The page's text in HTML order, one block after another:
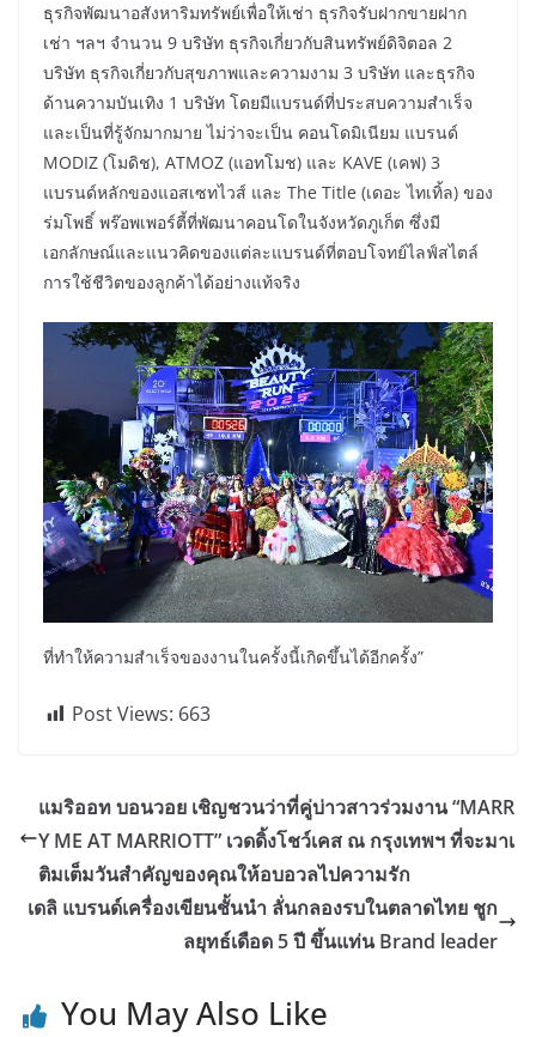
ธุรกิจพัฒนาอสังหาริมทรัพย์เพื่อให้เช่า ธุรกิจรับฝากขายฝาก
เช่า ฯลฯ จำนวน 9 บริษัท ธุรกิจเกี่ยวกับสินทรัพย์ดิจิตอล 2
บริษัท ธุรกิจเกี่ยวกับสุขภาพและความงาม 3 บริษัท และธุรกิจ
ด้านความบันเทิง 1 บริษัท โดยมีแบรนด์ที่ประสบความสำเร็จ
และเป็นที่รู้จักมากมาย ไม่ว่าจะเป็น คอนโดมิเนียม แบรนด์
MODIZ (โมดิช), ATMOZ (แอทโมช) และ KAVE (เคฟ) 3
แบรนด์หลักของแอสเซทไวส์ และ The Title (เดอะ ไทเทิ้ล) ของ
ร่มโพธิ์ พร๊อพเพอร์ตี้ที่พัฒนาคอนโดในจังหวัดภูเก็ต ซึ่งมี
เอกลักษณ์และแนวคิดของแต่ละแบรนด์ที่ตอบโจทย์ไลฟ์สไตล์
การใช้ชีวิตของลูกค้าได้อย่างแท้จริง
ที่ทำให้ความสำเร็จของงานในครั้งนี้เกิดขึ้นได้อีกครั้ง”
Post Views: 663
แมริออท บอนวอย เชิญชวนว่าที่คู่บ่าวสาวร่วมงาน “MARR
Y ME AT MARRIOTT” เวดดิ้งโชว์เคส ณ กรุงเทพฯ ที่จะมาเ
ติมเต็มวันสำคัญของคุณให้อบอวลไปความรัก
เดลิ แบรนด์เครื่องเขียนชั้นนำ ลั่นกลองรบในตลาดไทย ชูก
ลยุทธ์เดือด 5 ปี ขึ้นแท่น Brand leader
You May Also Like